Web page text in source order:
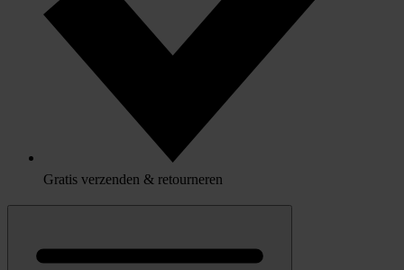
Gratis verzenden & retourneren